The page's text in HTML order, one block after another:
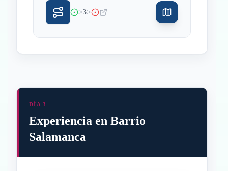
>3>
DÍA 3
Experiencia en Barrio
Salamanca